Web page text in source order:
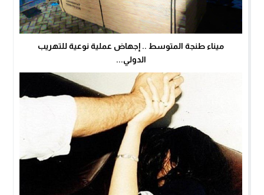
ميناء طنجة المتوسط .. إجهاض عملية نوعية للتهريب
الدولي...